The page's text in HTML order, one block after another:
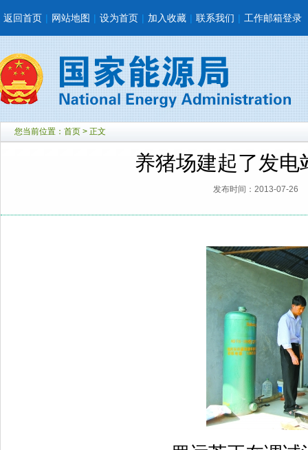
返回首页 | 网站地图 | 设为首页 | 加入收藏 | 联系我们 | 工作邮箱登录
您当前位置： 首页 > 正文
养猪场建起了发
发布时间：2013-07-26